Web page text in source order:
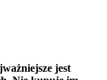
jest